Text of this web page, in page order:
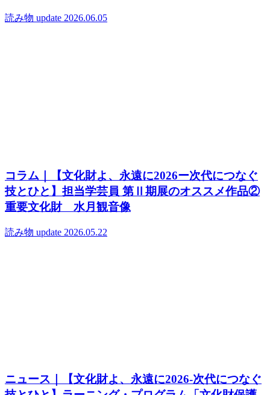
読み物 update 2026.06.05
コラム｜【文化財よ、永遠に2026ー次代につなぐ
技とひと】担当学芸員 第Ⅱ期展のオススメ作品②
重要文化財 水月観音像
読み物 update 2026.05.22
ニュース｜【文化財よ、永遠に2026‐次代につなぐ